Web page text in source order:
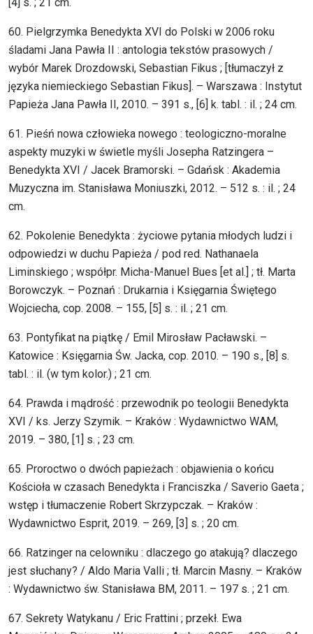
60. Pielgrzymka Benedykta XVI do Polski w 2006 roku
śladami Jana Pawła II : antologia tekstów prasowych /
wybór Marek Drozdowski, Sebastian Fikus ; [tłumaczył z
języka niemieckiego Sebastian Fikus]. – Warszawa : Instytut
Papieża Jana Pawła II, 2010. – 391 s., [6] k. tabl. : il. ; 24 cm.
61. Pieśń nowa człowieka nowego : teologiczno-moralne
aspekty muzyki w świetle myśli Josepha Ratzingera –
Benedykta XVI / Jacek Bramorski. – Gdańsk : Akademia
Muzyczna im. Stanisława Moniuszki, 2012. – 512 s. : il. ; 24
cm.
62. Pokolenie Benedykta : życiowe pytania młodych ludzi i
odpowiedzi w duchu Papieża / pod red. Nathanaela
Liminskiego ; współpr. Micha-Manuel Bues [et al.] ; tł. Marta
Borowczyk. – Poznań : Drukarnia i Księgarnia Świętego
Wojciecha, cop. 2008. – 155, [5] s. : il. ; 21 cm.
63. Pontyfikat na piątkę / Emil Mirosław Pacławski. –
Katowice : Księgarnia Św. Jacka, cop. 2010. – 190 s., [8] s.
tabl. : il. (w tym kolor.) ; 21 cm.
64. Prawda i mądrość : przewodnik po teologii Benedykta
XVI / ks. Jerzy Szymik. – Kraków : Wydawnictwo WAM,
2019. – 380, [1] s. ; 23 cm.
65. Proroctwo o dwóch papieżach : objawienia o końcu
Kościoła w czasach Benedykta i Franciszka / Saverio Gaeta ;
wstęp i tłumaczenie Robert Skrzypczak. – Kraków :
Wydawnictwo Esprit, 2019. – 269, [3] s. ; 20 cm.
66. Ratzinger na celowniku : dlaczego go atakują? dlaczego
jest słuchany? / Aldo Maria Valli ; tł. Marcin Masny. – Kraków
: Wydawnictwo św. Stanisława BM, 2011. – 197 s. ; 21 cm.
67. Sekrety Watykanu / Eric Frattini ; przekł. Ewa